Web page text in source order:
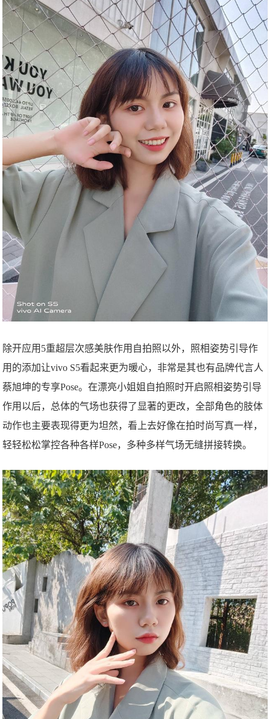
除开应用5重超层次感美肤作用自拍照以外，照相姿势引导作
用的添加让vivo S5看起来更为暖心，非常是其也有品牌代言人
蔡旭坤的专享Pose。在漂亮小姐姐自拍照时开启照相姿势引导
作用以后，总体的气场也获得了显著的更改，全部角色的肢体
动作也主要表现得更为坦然，看上去好像在拍时尚写真一样，
轻轻松松掌控各种各样Pose，多种多样气场无缝拼接转换。